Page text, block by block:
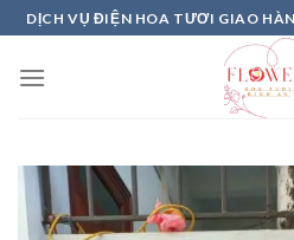
Skip
to
content
DỊCH VỤ ĐIỆN HOA TƯƠI GIAO